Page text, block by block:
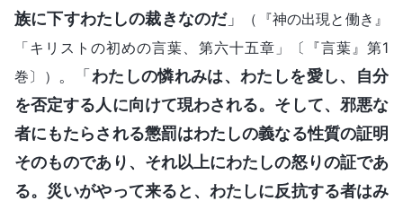
族に下すわたしの裁きなのだ」
（『神の出現と働き』
「キリストの初めの言葉、第六十五章」〔『言葉』第1
巻〕） 。「わたしの憐れみは、わたしを愛し、自分
を否定する人に向けて現わされる。そして、邪悪な
者にもたらされる懲罰はわたしの義なる性質の証明
そのものであり、それ以上にわたしの怒りの証であ
る。災いがやって来ると、わたしに反抗する者はみ